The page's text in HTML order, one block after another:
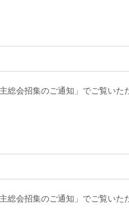
会招集のご通知」でご覧いた
会招集のご通知」でご覧いた